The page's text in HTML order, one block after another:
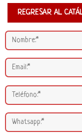
REGRESAR AL